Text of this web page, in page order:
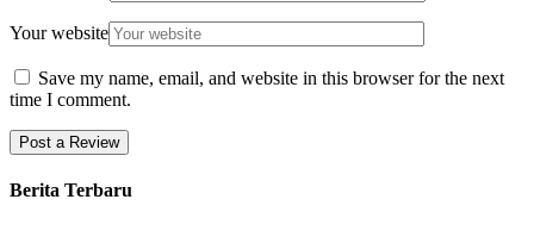
Your website
Save my name, email, and website in this browser for the next
time I comment.
Berita Terbaru